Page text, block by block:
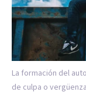
La formación del
de culpa o